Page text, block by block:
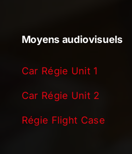
Moyens audiovisuels
Car Régie Unit 1
Car Régie Unit 2
Régie Flight Case